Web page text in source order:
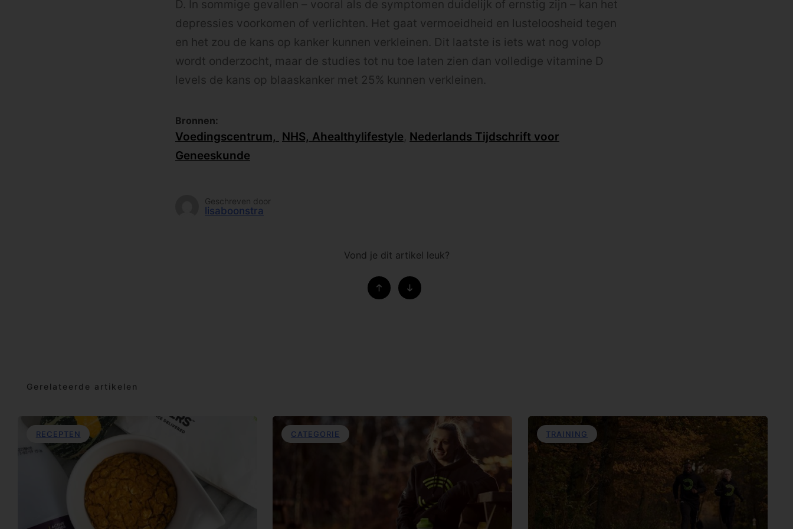
D. In sommige gevallen – vooral als de symptomen duidelijk of ernstig zijn – kan het
depressies voorkomen of verlichten. Het gaat vermoeidheid en lusteloosheid tegen
en het zou de kans op kanker kunnen verkleinen. Dit laatste is iets wat nog volop
wordt onderzocht, maar de studies tot nu toe laten zien dan volledige vitamine D
levels de kans op blaaskanker met 25% kunnen verkleinen.
Bronnen:
Voedingscentrum, NHS, Ahealthylifestyle, Nederlands Tijdschrift voor
Geneeskunde
Geschreven door
lisaboonstra
Vond je dit artikel leuk?
Gerelateerde artikelen
RECEPTEN CATEGORIE TRAINING